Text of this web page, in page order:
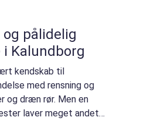
pålidelig
i Kalundborg
kendskab til
med rensning og
og dræn rør. Men en
laver meget andet